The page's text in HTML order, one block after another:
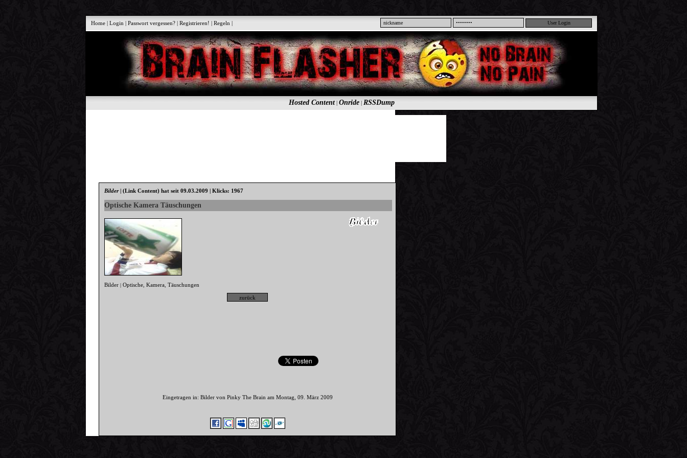
Home |Login |Passwort vergessen? |Registrieren! |Regeln |
Hosted Content| Onride| RSSDump
Bilder|(Link Content) hat seit 09.03.2009 | Klicks: 1967
Optische Kamera Täuschungen
Bilder |Optische ,Kamera ,Täuschungen
Eingetragen in: Bilder von Pinky The Brain am Montag, 09. März 2009